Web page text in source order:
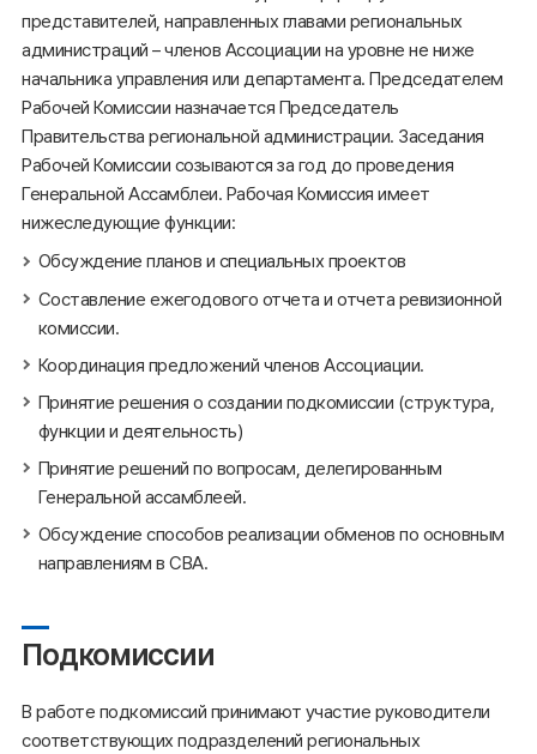
представителей, направленных главами региональных
администраций – членов Ассоциации на уровне не ниже
начальника управления или департамента. Председателем
Рабочей Комиссии назначается Председатель
Правительства региональной администрации. Заседания
Рабочей Комиссии созываются за год до проведения
Генеральной Ассамблеи. Рабочая Комиссия имеет
нижеследующие функции:
Обсуждение планов и специальных проектов
Составление ежегодового отчета и отчета ревизионной
комиссии.
Координация предложений членов Ассоциации.
Принятие решения о создании подкомиссии (структура,
функции и деятельность)
Принятие решений по вопросам, делегированным
Генеральной ассамблеей.
Обсуждение способов реализации обменов по основным
направлениям в СВА.
Подкомиссии
В работе подкомиссий принимают участие руководители
соответствующих подразделений региональных